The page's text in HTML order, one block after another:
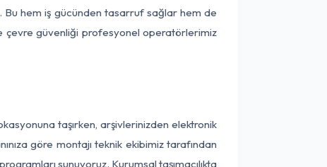
Bu hem iş gücünden tasarruf sağlar hem de
çevre güvenliği profesyonel operatörlerimiz
taşırken, arşivlerinizden elektronik
göre montajı teknik ekibimiz tarafından
sunuyoruz. Kurumsal taşımacılıkta